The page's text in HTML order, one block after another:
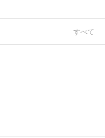
すべて